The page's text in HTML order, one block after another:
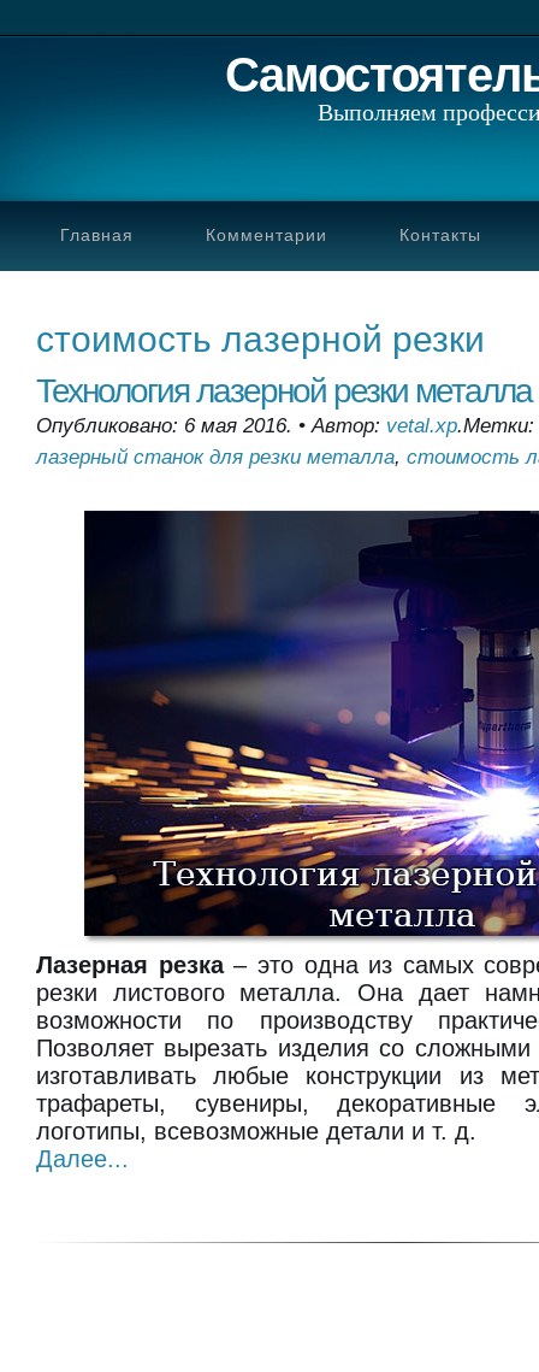
Выполняем
Главная Комментарии Контакты
стоимость лазерной резки
Технология лазерной резки металла
Опубликовано: 6 мая 2016. •Автор: vetal.xp.Метки:
лазерный станок для резки металла, стоимость
Лазерная резка– это одна из самых
резки листового металла. Она дает
возможности по производству
Позволяет вырезать изделия со
изготавливать любые конструкции из
трафареты, сувениры, декоративные
логотипы, всевозможные детали и т. д.
Далее...